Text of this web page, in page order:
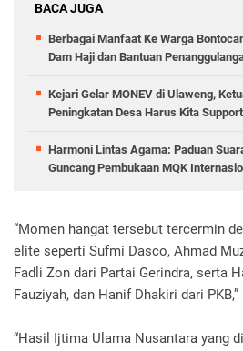
BACA JUGA
Berbagai Manfaat Ke Warga
Dam Haji dan Bantuan
Kejari Gelar MONEV di Ulaweng,
Peningkatan Desa Harus Kita Support
Harmoni Lintas Agama: Paduan
Guncang Pembukaan MQK
“Momen hangat tersebut tercermin
elite seperti Sufmi Dasco, Ahmad
Fadli Zon dari Partai Gerindra, serta
Fauziyah, dan Hanif Dhakiri dari
“Hasil Ijtima Ulama Nusantara yang